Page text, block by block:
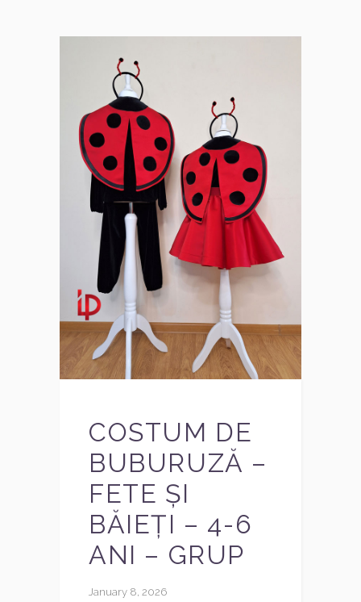
COSTUM DE
BUBURUZĂ –
FETE ȘI
BĂIEȚI – 4-6
ANI – GRUP
January 8, 2026